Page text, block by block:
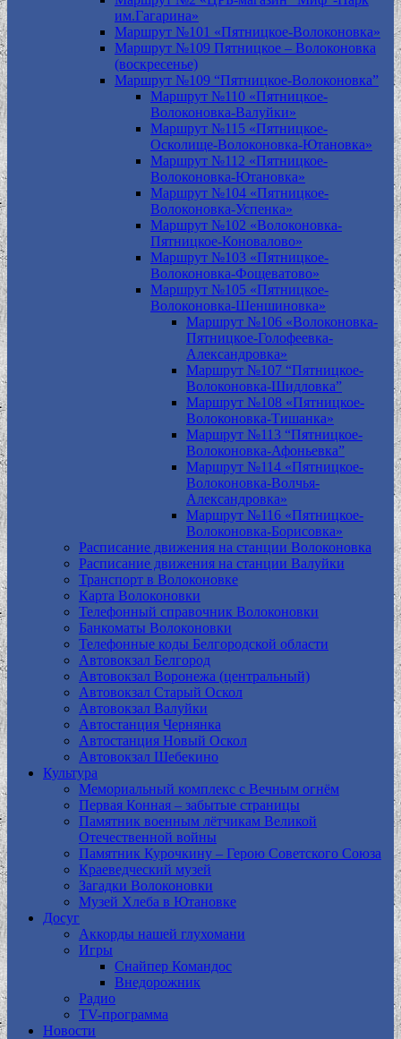
им.Гагарина»
Маршрут №101 «Пятницкое-Волоконовка»
Маршрут №109 Пятницкое – Волоконовка
(воскресенье)
Маршрут №109 “Пятницкое-Волоконовка”
Маршрут №110 «Пятницкое-
Волоконовка-Валуйки»
Маршрут №115 «Пятницкое-
Осколище-Волоконовка-Ютановка»
Маршрут №112 «Пятницкое-
Волоконовка-Ютановка»
Маршрут №104 «Пятницкое-
Волоконовка-Успенка»
Маршрут №102 «Волоконовка-
Пятницкое-Коновалово»
Маршрут №103 «Пятницкое-
Волоконовка-Фощеватово»
Маршрут №105 «Пятницкое-
Волоконовка-Шеншиновка»
Маршрут №106 «Волоконовка-
Пятницкое-Голофеевка-
Александровка»
Маршрут №107 “Пятницкое-
Волоконовка-Шидловка”
Маршрут №108 «Пятницкое-
Волоконовка-Тишанка»
Маршрут №113 “Пятницкое-
Волоконовка-Афоньевка”
Маршрут №114 «Пятницкое-
Волоконовка-Волчья-
Александровка»
Маршрут №116 «Пятницкое-
Волоконовка-Борисовка»
Расписание движения на станции Волоконовка
Расписание движения на станции Валуйки
Транспорт в Волоконовке
Карта Волоконовки
Телефонный справочник Волоконовки
Банкоматы Волоконовки
Телефонные коды Белгородской области
Автовокзал Белгород
Автовокзал Воронежа (центральный)
Автовокзал Старый Оскол
Автовокзал Валуйки
Автостанция Чернянка
Автостанция Новый Оскол
Автовокзал Шебекино
Культура
Мемориальный комплекс с Вечным огнём
Первая Конная – забытые страницы
Памятник военным лётчикам Великой
Отечественной войны
Памятник Курочкину – Герою Советского Союза
Краеведческий музей
Загадки Волоконовки
Музей Хлеба в Ютановке
Досуг
Аккорды нашей глухомани
Игры
Снайпер Командос
Внедорожник
Радио
TV-программа
Новости